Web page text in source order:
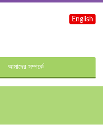
আমাদের সম্পর্কে
English